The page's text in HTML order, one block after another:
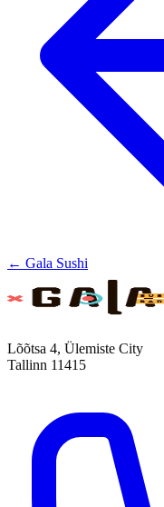
← Gala Sushi
Lõõtsa 4, Ülemiste City
Tallinn 11415